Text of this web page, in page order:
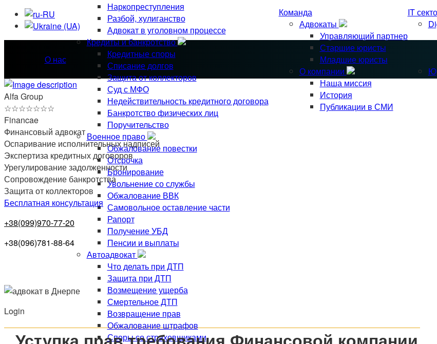
О нас
Наркопреступления
Разбой, хулиганство
Адвокат в уголовном процессе
Кредиты и банкротство
Кредитные споры
Списание долгов
Защита от коллекторов
Суд с МФО
Недействительность кредитного договора
Банкротство физических лиц
Поручительство
Военное право
Обжалование повестки
Отсрочка
Бронирование
Увольнение со службы
Обжалование ВВК
Самовольное оставление части
Рапорт
Получение УБД
Пенсии и выплаты
Автоадвокат
Что делать при ДТП
Защита при ДТП
Возмещение ущерба
Смертельное ДТП
Возвращение прав
Обжалование штрафов
Споры со страховщиками
Команда
Адвокаты
Управляющий партнер
Старшие юристы
Младшие юристы
О компании
Наша миссия
История
Публикации в СМИ
IT
Alfa Group
☆☆☆☆☆☆☆
Financae
Финансовый адвокат
Оспаривание исполнительных надписей
Экспертиза кредитных договоров
Урегулирование задолженности
Сопровождение банкротства
Защита от коллекторов
Бесплатная консультация
+38(099)970-77-20
+38(096)781-88-64
Login